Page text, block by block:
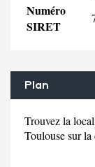
Numéro
SIRET
Plan
Trouvez la
Toulouse sur la